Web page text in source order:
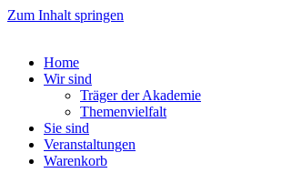
Zum Inhalt springen
Home
Wir sind
Träger der Akademie
Themenvielfalt
Sie sind
Veranstaltungen
Warenkorb